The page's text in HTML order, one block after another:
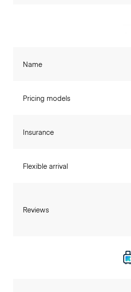
Name
Pricing models
Insurance
Flexible arrival
Reviews